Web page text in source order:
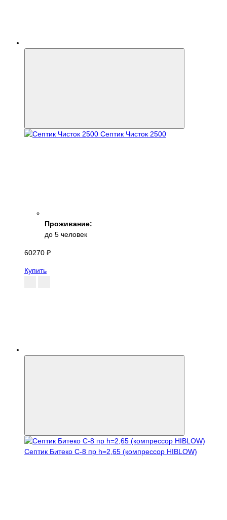
Септик Чисток 2500
Проживание:
до 5 человек
60270 ₽
Купить
Септик Битеко С-8 пр h=2,65 (компрессор HIBLOW)